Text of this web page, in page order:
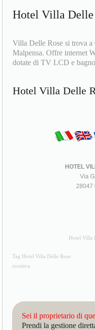
Hotel Villa Delle
Villa Delle Rose si trova
Malpensa. Offre internet
dotate di TV LCD e
Hotel Villa Delle
HOTEL
Via
28047
Hotel Villa
Tag Hotel Villa Delle Rose
ricettiva
Sei il proprietario di
Prendi la gestione